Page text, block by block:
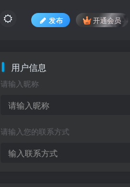
发布 开通会员
用户信息
请输入昵称
请输入您的联系方式